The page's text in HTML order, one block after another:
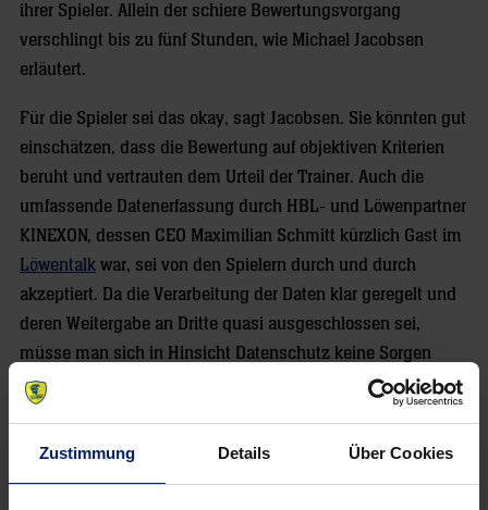
Zustimmung Details Über Cookies
ihrer Spieler. Allein der schiere Bewertungsvorgang
verschlingt bis zu fünf Stunden, wie Michael Jacobsen
erläutert.
Für die Spieler sei das okay, sagt Jacobsen. Sie könnten gut
einschätzen, dass die Bewertung auf objektiven Kriterien
beruht und vertrauten dem Urteil der Trainer. Auch die
umfassende Datenerfassung durch HBL- und Löwenpartner
KINEXON, dessen CEO Maximilian Schmitt kürzlich Gast im
Löwentalk war, sei von den Spielern durch und durch
akzeptiert. Da die Verarbeitung der Daten klar geregelt und
deren Weitergabe an Dritte quasi ausgeschlossen sei,
müsse man sich in Hinsicht Datenschutz keine Sorgen
machen. Vielmehr dienten die Daten ja dem Wohl der
Spieler, was sich insbesondere in der durch die Daten
erfassten Belastung und der daran orientierten